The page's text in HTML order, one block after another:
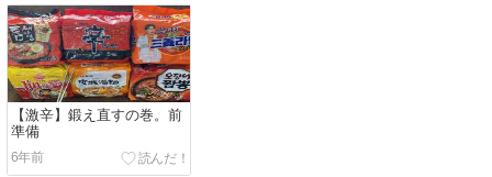
【激辛】鍛え直すの巻。前
準備
6年前